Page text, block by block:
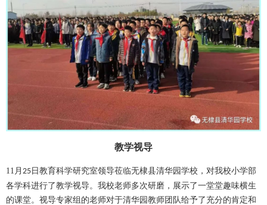
教学视导
11 月 25日教育科学研究室领导莅临无棣县清华园学校，对我校小学部
各学科进行了教学视导。我校老师多次研磨，展示了一堂堂趣味横生
的课堂。视导专家组的老师对于清华园教师团队给予了充分的肯定和